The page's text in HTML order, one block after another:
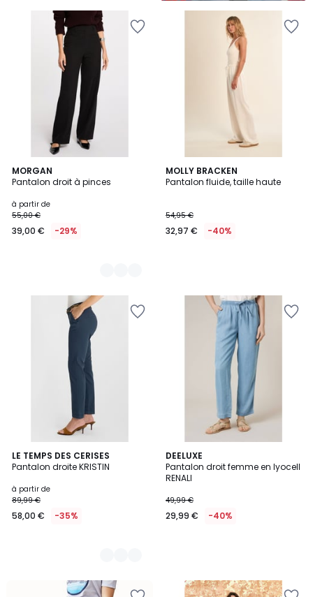
MORGAN
Pantalon droit à pinces
à partir de
55,00 €
39,00 € -29%
4
Couleurs
MOLLY BRACKEN
Pantalon fluide, taille haute
54,95 €
32,97 € -40%
LE TEMPS DES CERISES
Pantalon droite KRISTIN
à partir de
89,99 €
58,00 € -35%
4
Couleurs
DEELUXE
Pantalon droit femme en lyocell
RENALI
49,99 €
29,99 € -40%